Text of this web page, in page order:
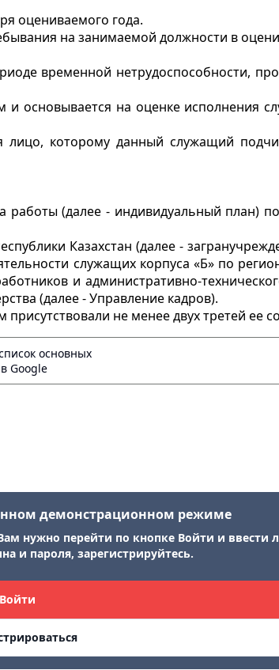
оцениваемого года.
на занимаемой должности в
временной нетрудоспособности,
и основывается на оценке исполнения
лицо, которому данный служащий
(далее - индивидуальный план)
Казахстан (далее -
служащих корпуса «Б» по
и административно-
(далее - Управление кадров).
не менее двух третей ее
основных
Google
демонстрационном режиме
нужно перейти по кнопке Войти и ввести
и пароля, зарегистрируйтесь.
Войти